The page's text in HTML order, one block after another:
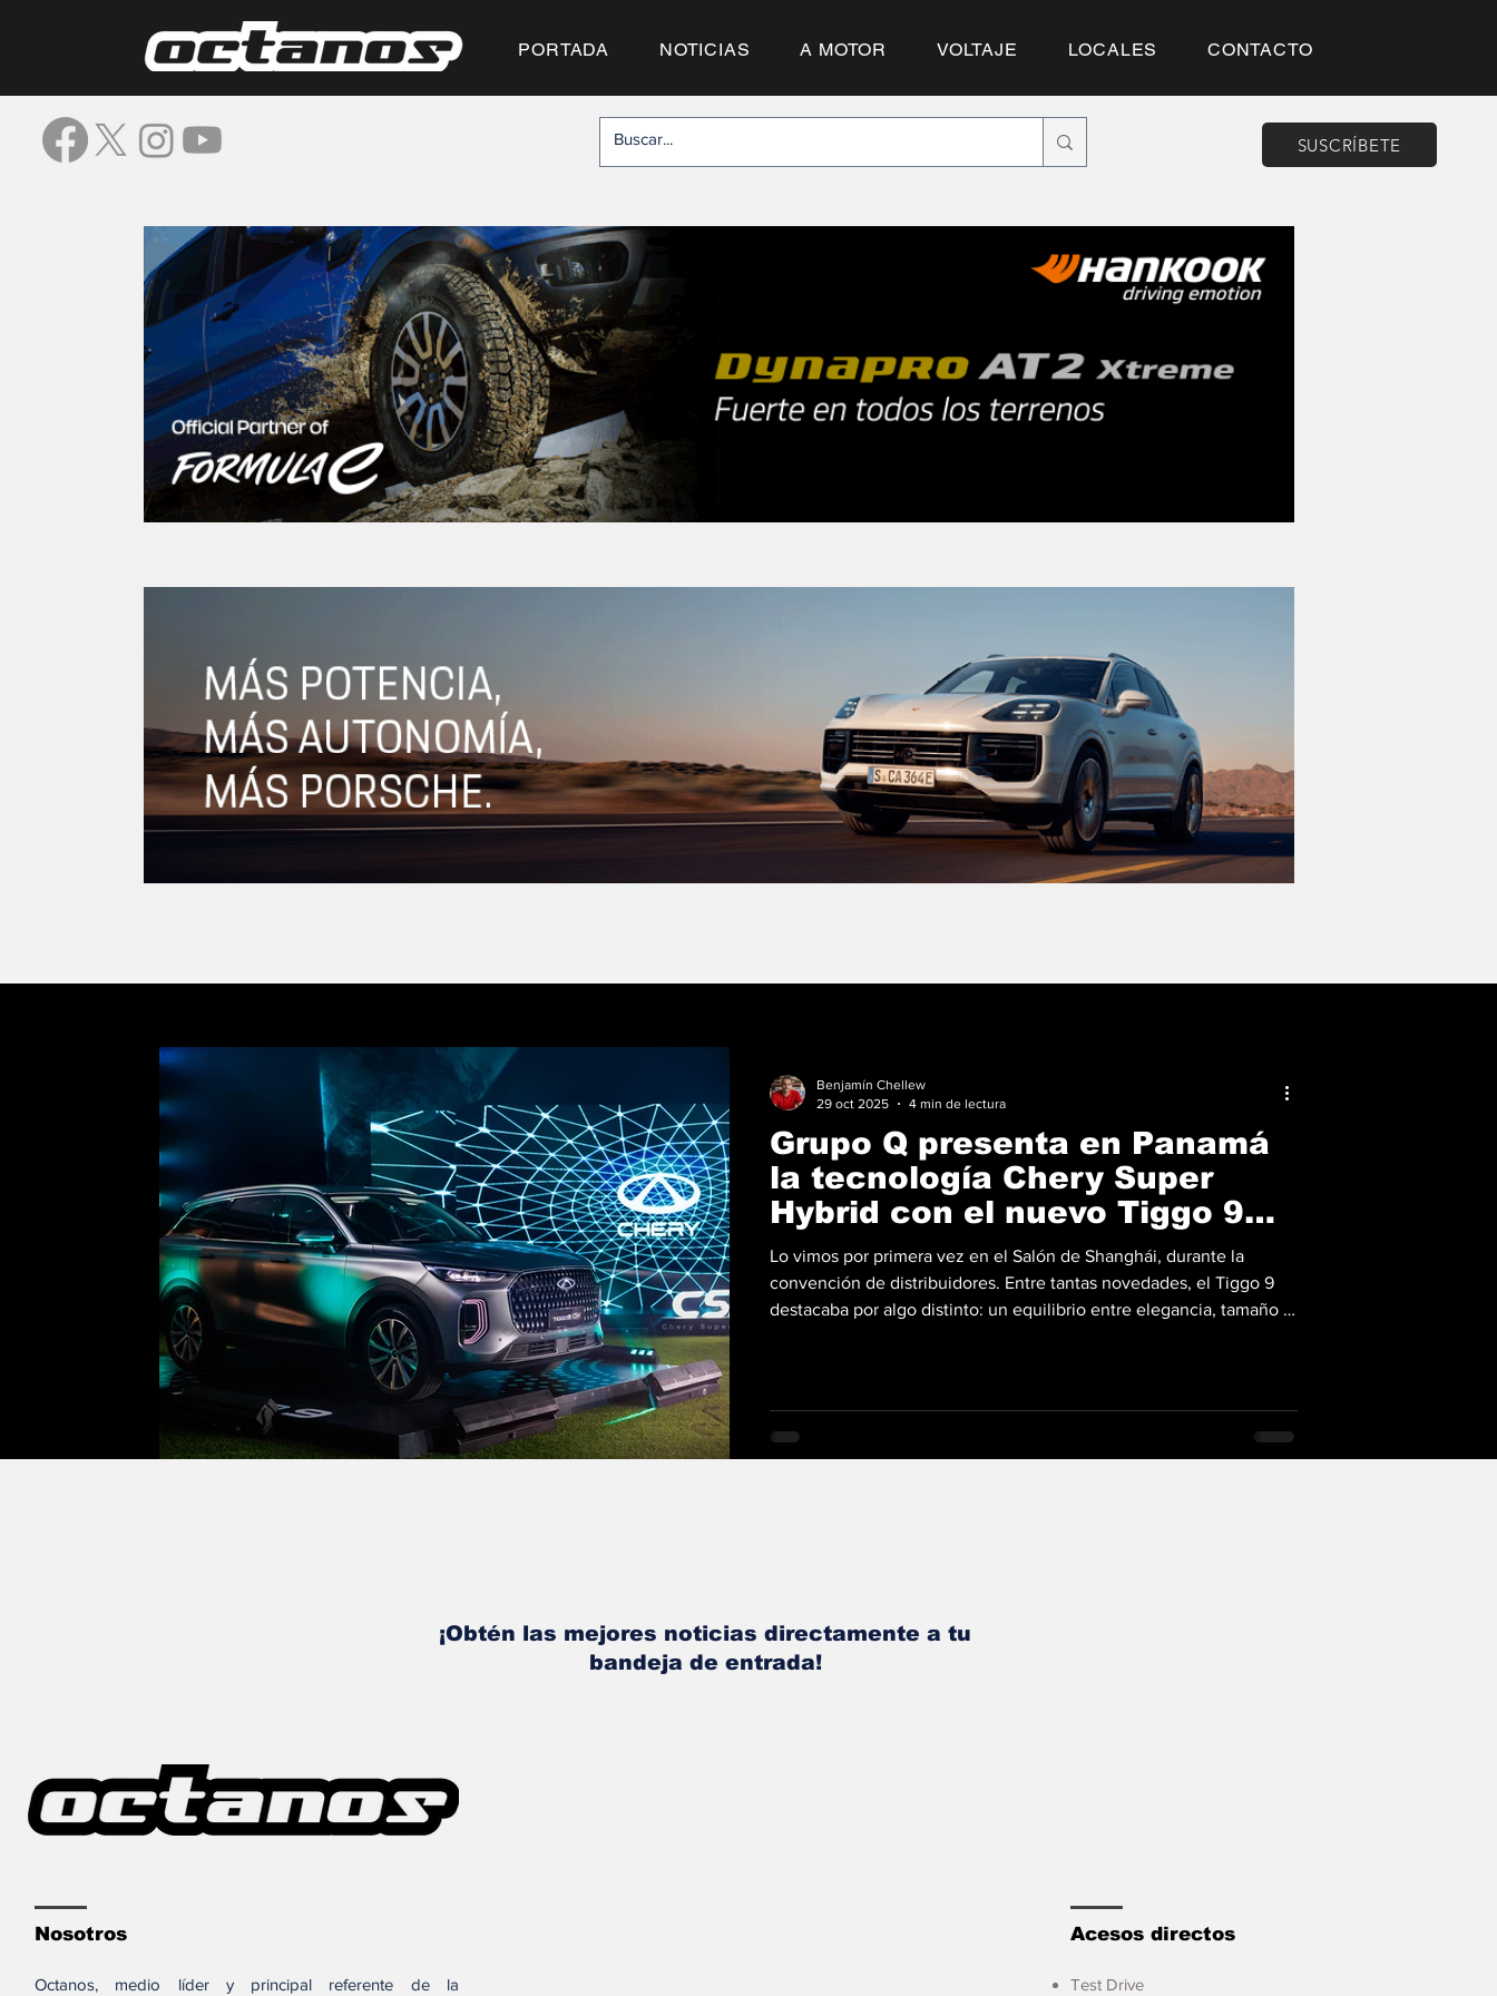
PORTADA NOTICIAS A MOTOR VOLTAJE LOCALES CONTACTO
SUSCRÍBETE
Grupo Q presenta en Panamá
la tecnología Chery Super
Hybrid con el nuevo Tiggo 9
CSH
Lo vimos por primera vez en el Salón de Shanghái, durante la
convención de distribuidores. Entre tantas novedades, el Tiggo 9
destacaba por algo distinto: un equilibrio entre elegancia, tamaño y
un avance tecnológico tangible. Ahora, Grupo Q trae oficialmente a
Panamá el nuevo Chery Tigg
Benjamín Chellew
29 oct 2025
4 min de lectura
¡Obtén las mejores noticias directamente a tu
bandeja de entrada!
Nosotros
Octanos, medio líder y principal referente de la
Acesos directos
Test Drive